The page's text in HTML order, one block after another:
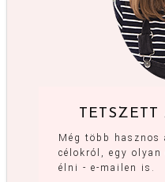
TETSZETT
Még több hasznos
célokról, egy
élni - e-mailen is.